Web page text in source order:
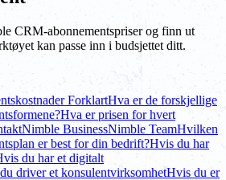
CRM-abonnementspriser og finn ut
kan passe inn i budsjettet ditt.
ForklartHva er de forskjellige
Hva er prisen for hvert
Nimble BusinessNimble TeamHvilken
er best for din bedrift?Hvis du har
du har et digitalt
driver et konsulentvirksomhetHvis du er